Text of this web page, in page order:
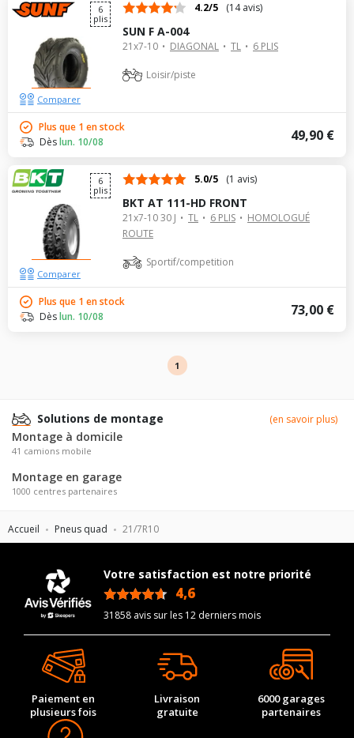
Accueil Pneus quad 21/7R10
6
plis
4.2/5 (14 avis)
SUN F A-004
21x7-10 DIAGONAL TL 6 PLIS
Loisir/piste
49,90 €
Plus que 1 en stock
Dèslun. 10/08
Comparer
6
plis
5.0/5 (1 avis)
BKT AT 111-HD FRONT
21x7-10 30 J TL 6 PLIS
HOMOLOGUÉ
ROUTE
Sportif/competition
73,00 €
Plus que 1 en stock
Dèslun. 10/08
Comparer
1
Solutions de montage (en savoir plus)
Montage à domicile
41 camions mobile
Montage en garage
1000 centres partenaires
Votre satisfaction est notre priorité
4,6
31858 avis sur les 12 derniers mois
Paiement en
plusieurs fois
Livraison
gratuite
6000 garages
partenaires